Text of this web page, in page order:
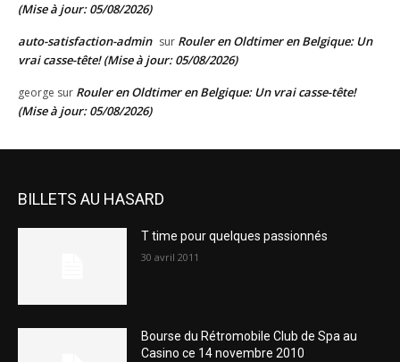
(Mise à jour: 05/08/2026)
auto-satisfaction-admin sur Rouler en Oldtimer en Belgique: Un
vrai casse-tête! (Mise à jour: 05/08/2026)
george sur Rouler en Oldtimer en Belgique: Un vrai casse-tête!
(Mise à jour: 05/08/2026)
BILLETS AU HASARD
T time pour quelques passionnés
30 avril 2011
Bourse du Rétromobile Club de Spa au
Casino ce 14 novembre 2010